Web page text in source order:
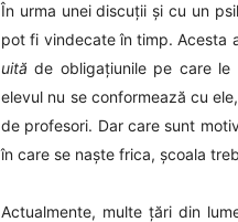
În urma unei discuții și cu un
pot fi vindecate în timp. Acesta
uită de obligațiunile pe care le
elevul nu se conformează cu
de profesori. Dar care sunt
în care se naște frica, școala
Actualmente, multe țări din